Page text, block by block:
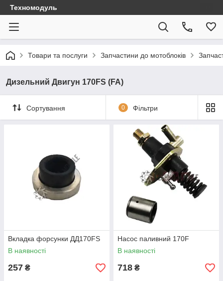
Техномодуль
Товари та послуги Запчастини до мотоблоків
Дизельний Двигун 170FS (FA)
Сортування 0 Фільтри
Вкладка форсунки ДД170FS
В наявності
257 ₴
Насос паливний 170F
В наявності
718 ₴